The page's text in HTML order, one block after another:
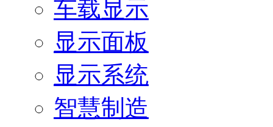
车载显示
显示面板
显示系统
智慧制造